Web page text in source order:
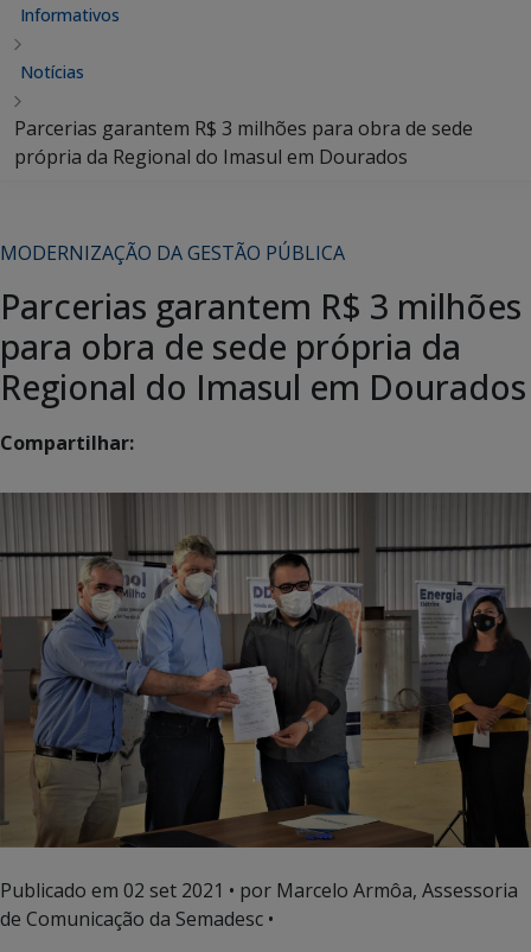
Informativos
Notícias
Parcerias garantem R$ 3 milhões para obra de sede
própria da Regional do Imasul em Dourados
MODERNIZAÇÃO DA GESTÃO PÚBLICA
Parcerias garantem R$ 3 milhões
para obra de sede própria da
Regional do Imasul em Dourados
Compartilhar:
Publicado em 02 set 2021 • por Marcelo Armôa, Assessoria
de Comunicação da Semadesc •